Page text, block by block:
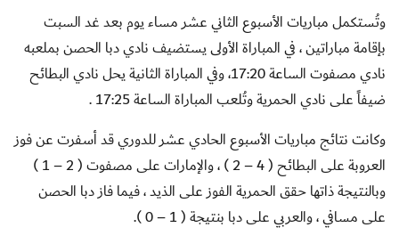
وتُستكمل مباريات الأسبوع الثاني عشر مساء يوم بعد غد السبت
بإقامة مباراتين ، في المباراة الأولى يستضيف نادي دبا الحصن بملعبه
نادي مصفوت الساعة 17:20، وفي المباراة الثانية يحل نادي البطائح
ضيفاً على نادي الحمرية وتُلعب المباراة الساعة 17:25 .
وكانت نتائج مباريات الأسبوع الحادي عشر للدوري قد أسفرت عن فوز
العروبة على البطائح ( 4 – 2 ) ، والإمارات على مصفوت ( 2 – 1 )
وبالنتيجة ذاتها حقق الحمرية الفوز على الذيد ، فيما فاز دبا الحصن
على مسافي ، والعربي على دبا بنتيجة ( 1 – 0 ).